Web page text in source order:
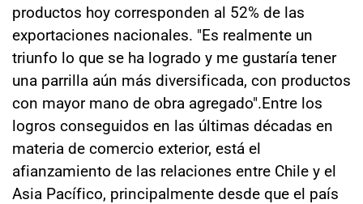
productos hoy corresponden al 52% de las
exportaciones nacionales. "Es realmente un
triunfo lo que se ha logrado y me gustaría tener
una parrilla aún más diversificada, con productos
con mayor mano de obra agregado".Entre los
logros conseguidos en las últimas décadas en
materia de comercio exterior, está el
afianzamiento de las relaciones entre Chile y el
Asia Pacífico, principalmente desde que el país